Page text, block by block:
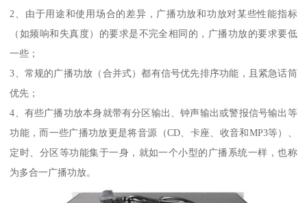
2、由于用途和使用场合的差异，广播功放和功放对某些性能指标
（如频响和失真度）的要求是不完全相同的，广播功放的要求要低
一些；
3、常规的广播功放（合并式）都有信号优先排序功能，且紧急话筒
优先；
4、有些广播功放本身就带有分区输出、钟声输出或警报信号输出等
功能，而一些广播功放更是将音源（CD、卡座、收音和MP3等）、
定时、分区等功能集于一身，就如一个小型的广播系统一样，也称
为多合一广播功放。